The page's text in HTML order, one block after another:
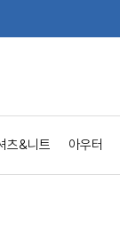
츠&니트 아우터